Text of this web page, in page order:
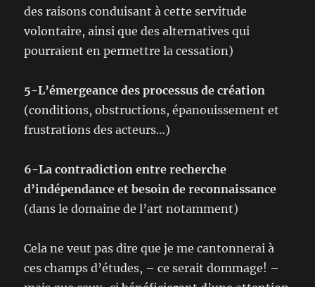
des raisons conduisant à cette servitude
volontaire, ainsi que des alternatives qui
pourraient en permettre la cessation)
5-L’émergeance des processus de création
(conditions, obstructions, épanouissement et
frustrations des acteurs…)
6-La contradiction entre recherche
d’indépendance et besoin de reconnaissance
(dans le domaine de l’art notamment)
Cela ne veut pas dire que je me cantonnerai à
ces champs d’études, – ce serait dommage! –